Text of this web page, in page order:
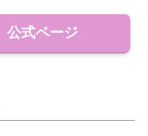
公式ページ